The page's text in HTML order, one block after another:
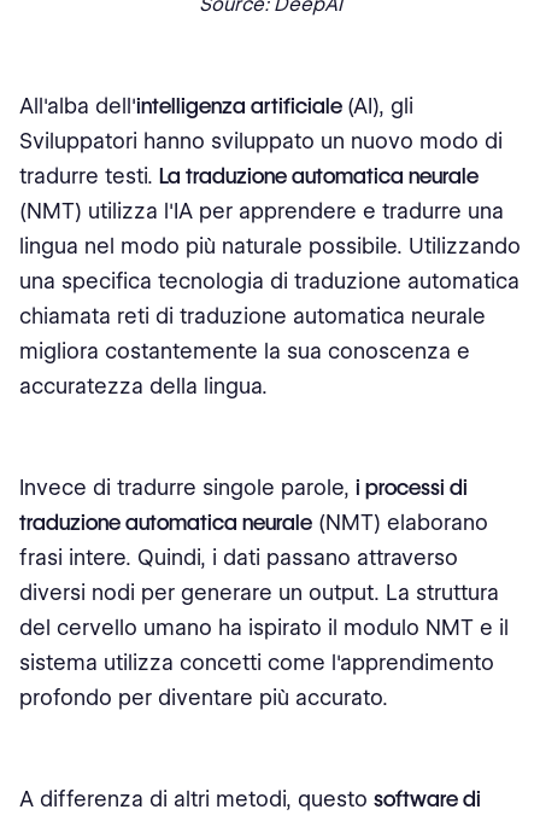
All'alba dell'intelligenza artificiale (AI), gli
Sviluppatori hanno sviluppato un nuovo modo di
tradurre testi. La traduzione automatica neurale
(NMT) utilizza l'IA per apprendere e tradurre una
lingua nel modo più naturale possibile. Utilizzando
una specifica tecnologia di traduzione automatica
chiamata reti di traduzione automatica neurale
migliora costantemente la sua conoscenza e
accuratezza della lingua.
Invece di tradurre singole parole, i processi di
traduzione automatica neurale (NMT) elaborano
frasi intere. Quindi, i dati passano attraverso
diversi nodi per generare un output. La struttura
del cervello umano ha ispirato il modulo NMT e il
sistema utilizza concetti come l'apprendimento
profondo per diventare più accurato.
A differenza di altri metodi, questo software di